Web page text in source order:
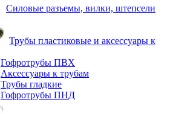
Силовые разъемы, вилки, штепсели
Трубы пластиковые и аксессуары к
Гофротрубы ПВХ
Аксессуары к трубам
Трубы гладкие
Гофротрубы ПНД